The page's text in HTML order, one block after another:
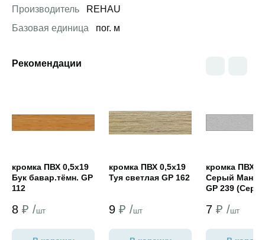
Производитель
REHAU
Базовая единица
пог. м
Рекомендации
кромка ПВХ 0,5х19
Бук бавар.тёмн. GP
112
8 ₽ /шт
кромка ПВХ 0,5х19
Туя светлая GP 162
9 ₽ /шт
кромка ПВХ
Серый
GP 239
серый
7 ₽ /шт